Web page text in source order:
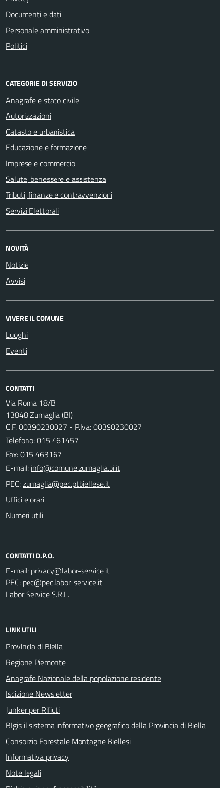
Documenti e dati
Personale amministrativo
Politici
CATEGORIE DI SERVIZIO
Anagrafe e stato civile
Autorizzazioni
Catasto e urbanistica
Educazione e formazione
Imprese e commercio
Salute, benessere e assistenza
Tributi, finanze e contravvenzioni
Servizi Elettorali
NOVITÀ
Notizie
Avvisi
VIVERE IL COMUNE
Luoghi
Eventi
CONTATTI
Via Roma 18/B
13848 Zumaglia (BI)
C.F. 00390230027 - P.Iva: 00390230027
Telefono:015 461457
Fax: 015 463167
E-mail:
PEC:
Uffici e orari
Numeri utili
CONTATTI D.P.O.
E-mail:
PEC:
Labor Service S.R.L.
LINK UTILI
Provincia di Biella
Regione Piemonte
Anagrafe Nazionale della popolazione residente
Iscizione Newsletter
Junker per Rifiuti
BIgis il sistema informativo geografico della Provincia di Biella
Consorzio Forestale Montagne Biellesi
Informativa privacy
Note legali